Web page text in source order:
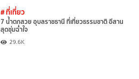
# ที่เที่ยว
7 น้ำตกสวย อุบลราชธานี ที่เที่ยวธรรมชาติ อีสาน
สุดชุ่มฉ่ำใจ
29.6K